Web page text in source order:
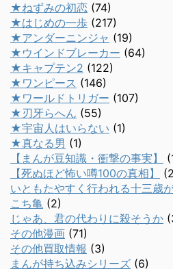
★ねずみの初恋 (74)
★はじめの一歩 (217)
★アンダーニンジャ (19)
★ウインドブレーカー (64)
★キャプテン2 (122)
★ワンピース (146)
★ワールドトリガー (107)
★刃牙らへん (55)
★宇宙人はいらない (1)
★真なる男 (1)
【まんが豆知識・衝撃の事実】
【死ぬほど怖い噂100の真相】
いともたやすく行われる十三歳
こち亀 (2)
じゃあ、君の代わりに殺そうか
その他漫画 (71)
その他買取情報 (3)
まんが持ち込みシリーズ (6)